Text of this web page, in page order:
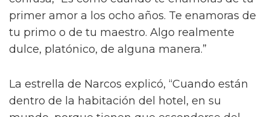
“'Son dos chicos dulces que realmente se
enamoran.' Henry es más salvaje y peligroso
en las calles. Pero con Julius, es muy tierno,”
añadió.
Describiendo un poco más la trama de la
película, Calva afirmó, de manera algo